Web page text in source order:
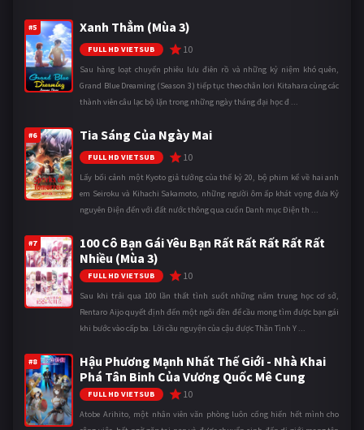
#5 Xanh Thẳm (Mùa 3)
FULL HD VIETSUB 10
Sau hàng loạt chuyến phiêu lưu điên rồ và những kỷ niệm khó quên,
Grand Blue Dreaming (Season 3) tiếp tục theo chân Iori Kitahara cùng các
thành viên câu lạc bộ lặn trong những ngày tháng đại học đ ...
#6 Tia Sáng Của Ngày Mai
FULL HD VIETSUB 10
Lấy bối cảnh một Kyoto giả tưởng của thế kỷ 20, bộ phim kể về hai anh
em Seiroku và Kihachi Sakamoto, những người ôm ấp khát vọng đưa Kỷ
nguyên Điện đến với đất nước thông qua cuốn Danh mục Điện th ...
#7
100 Cô Bạn Gái Yêu Bạn Rất Rất Rất Rất Rất
Nhiều (Mùa 3)
FULL HD VIETSUB 10
Sau khi trải qua 100 lần thất tình suốt những năm trung học cơ sở,
Rentaro Aijo quyết định đến một ngôi đền để cầu mong tìm được bạn gái
khi bước vào cấp ba. Lời cầu nguyện của cậu được Thần Tình Y ...
#8
Hậu Phương Mạnh Nhất Thế Giới - Nhà Khai
Phá Tân Binh Của Vương Quốc Mê Cung
FULL HD VIETSUB 10
Atobe Arihito, một nhân viên văn phòng luôn cống hiến hết mình cho